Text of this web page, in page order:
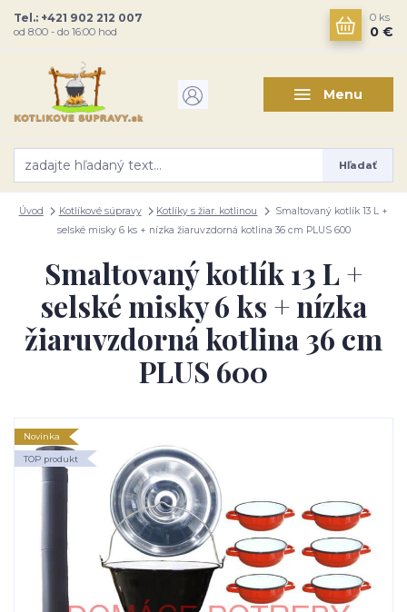
Menu
Hľadať
Tel.: +421 902 212 007
od 8:00 - do 16:00 hod
0 ks
0 €
Úvod Kotlíkové súpravy Kotlíky s žiar. kotlinou
Smaltovaný kotlík 13 L +
selské misky 6 ks + nízka žiaruvzdorná kotlina 36 cm PLUS 600
Smaltovaný kotlík 13 L +
selské misky 6 ks + nízka
žiaruvzdorná kotlina 36 cm
PLUS 600
Novinka
TOP produkt